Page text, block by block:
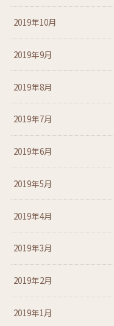
2019年10月
2019年9月
2019年8月
2019年7月
2019年6月
2019年5月
2019年4月
2019年3月
2019年2月
2019年1月